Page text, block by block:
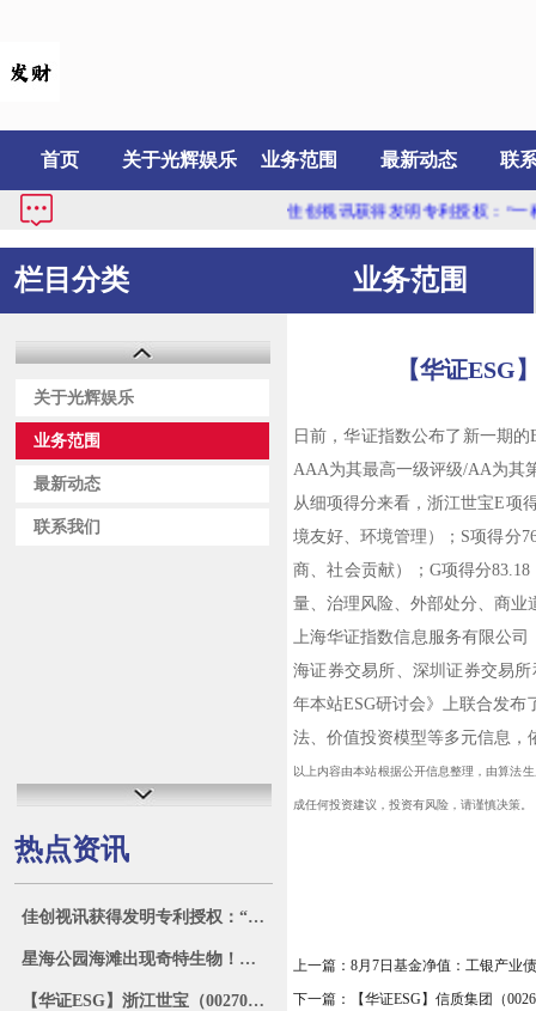
首页 关于光辉娱乐 业务范围 最新动态 联
佳创视讯获得发明专利授权：“一
栏目分类
关于光辉娱乐
业务范围
最新动态
联系我们
热点资讯
佳创视讯获得发明专利授权：“一种缓存系统管理方法、装置及计算机可读存储介质”
星海公园海滩出现奇特生物！密密麻麻……
【华证ESG】浙江世宝（002703）获得BBB评级，行业排名第29
业务范围
【华证ESG
日前，华证指数公布了新一期
AAA为其最高一级评级/AA为其
从细项得分来看，浙江世宝E项
境友好、环境管理）；S项得分
商、社会贡献）；G项得分
量、治理风险、外部处分、商业
上海华证指数信息服务有限公
海证券交易所、深圳证券交易
年本站ESG研讨会》上联合发布
法、价值投资模型等多元信息，
以上内容由本站根据公开信息整理，由算法
成任何投资建议，投资有风险，请谨慎决策。
上一篇： 8月7日基金净值：工银产业
下一篇：
【华证ESG】信质集团（